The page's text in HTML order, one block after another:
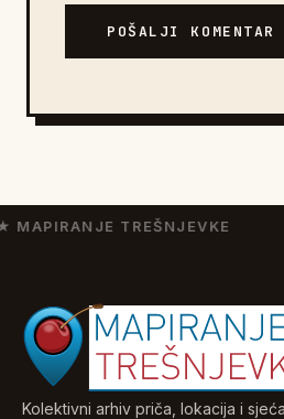
POŠALJI KOMENTAR
MAPIRANJE TREŠNJEVKE
Kolektivni arhiv priča, lokacija i